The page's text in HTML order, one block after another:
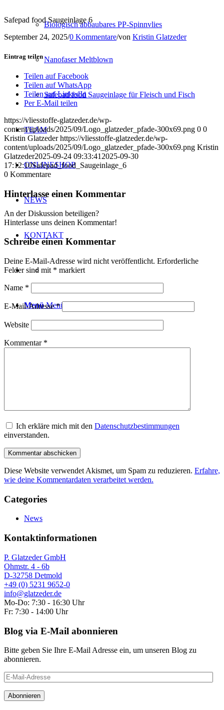
Biologisch abbaubares PP-Spinnvlies
Nanofaser Meltblown
Safepad food Saugeinlage für Fleisch und Fisch
TEAM
ONLINESHOP
NEWS
KONTAKT
Menü Menü
Safepad food Saugeinlage 6
September 24, 2025/0 Kommentare/von Kristin Glatzeder
Eintrag teilen
Teilen auf Facebook
Teilen auf WhatsApp
Teilen auf LinkedIn
Per E-Mail teilen
https://vliesstoffe-glatzeder.de/wp-
content/uploads/2025/09/Logo_glatzeder_pfade-300x69.png 0 0
Kristin Glatzeder https://vliesstoffe-glatzeder.de/wp-
content/uploads/2025/09/Logo_glatzeder_pfade-300x69.png Kristin
Glatzeder2025-09-24 09:33:41 2025-09-30
17:12:10Safepad_food_Saugeinlage_6
0 Kommentare
Hinterlasse einen Kommentar
An der Diskussion beteiligen?
Hinterlasse uns deinen Kommentar!
Schreibe einen Kommentar
Deine E-Mail-Adresse wird nicht veröffentlicht. Erforderliche
Felder sind mit * markiert
Name *
E-Mail-Adresse*
Website
Kommentar *
Ich erkläre mich mit den Datenschutzbestimmungen
einverstanden.
Diese Website verwendet Akismet, um Spam zu reduzieren. Erfahre,
wie deine Kommentardaten verarbeitet werden.
Categories
News
Kontaktinformationen
P. Glatzeder GmbH
Ohmstr. 4 - 6b
D-32758 Detmold
+49 (0) 5231 9652-0
info@glatzeder.de
Mo-Do: 7:30 - 16:30 Uhr
Fr: 7:30 - 14:00 Uhr
Blog via E-Mail abonnieren
Bitte geben Sie Ihre E-Mail Adresse ein, um unseren Blog zu
abonnieren.
E-
Mail-
Adresse
Abonnieren